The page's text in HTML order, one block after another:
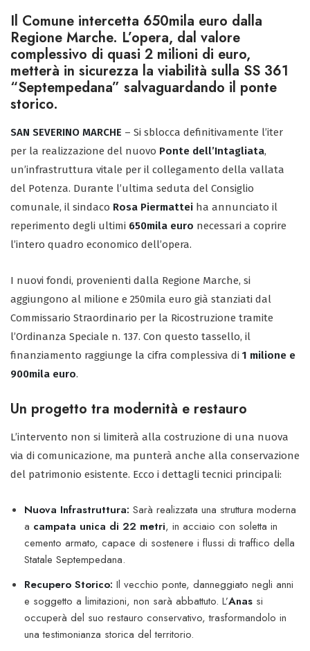
Il Comune intercetta 650mila euro dalla
Regione Marche. L’opera, dal valore
complessivo di quasi 2 milioni di euro,
metterà in sicurezza la viabilità sulla SS 361
“Septempedana” salvaguardando il ponte
storico.
SAN SEVERINO MARCHE – Si sblocca definitivamente l’iter
per la realizzazione del nuovo Ponte dell’Intagliata,
un’infrastruttura vitale per il collegamento della vallata
del Potenza. Durante l’ultima seduta del Consiglio
comunale, il sindaco Rosa Piermattei ha annunciato il
reperimento degli ultimi 650mila euro necessari a coprire
l’intero quadro economico dell’opera.
I nuovi fondi, provenienti dalla Regione Marche, si
aggiungono al milione e 250mila euro già stanziati dal
Commissario Straordinario per la Ricostruzione tramite
l’Ordinanza Speciale n. 137. Con questo tassello, il
finanziamento raggiunge la cifra complessiva di 1 milione e
900mila euro.
Un progetto tra modernità e restauro
L’intervento non si limiterà alla costruzione di una nuova
via di comunicazione, ma punterà anche alla conservazione
del patrimonio esistente. Ecco i dettagli tecnici principali:
Nuova Infrastruttura: Sarà realizzata una struttura moderna
a campata unica di 22 metri, in acciaio con soletta in
cemento armato, capace di sostenere i flussi di traffico della
Statale Septempedana.
Recupero Storico: Il vecchio ponte, danneggiato negli anni
e soggetto a limitazioni, non sarà abbattuto. L’Anas si
occuperà del suo restauro conservativo, trasformandolo in
una testimonianza storica del territorio.